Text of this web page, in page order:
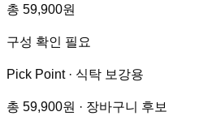
총 59,900원
구성 확인 필요
Pick Point · 식탁 보강용
총 59,900원 · 장바구니 후보